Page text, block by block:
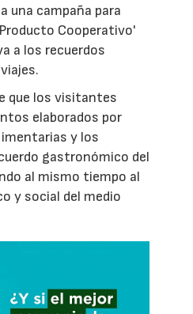
una campaña para
Cooperativo'
a los recuerdos
que los visitantes
elaborados por
y los
gastronómico del
al mismo tiempo al
y social del medio